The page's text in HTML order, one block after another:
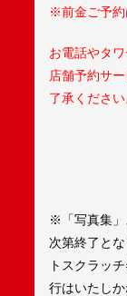
※前金ご予約
お電話やタ
店舗予約サ
了承ください
※「写真集」
次第終了と
トスクラッ
行はいたし